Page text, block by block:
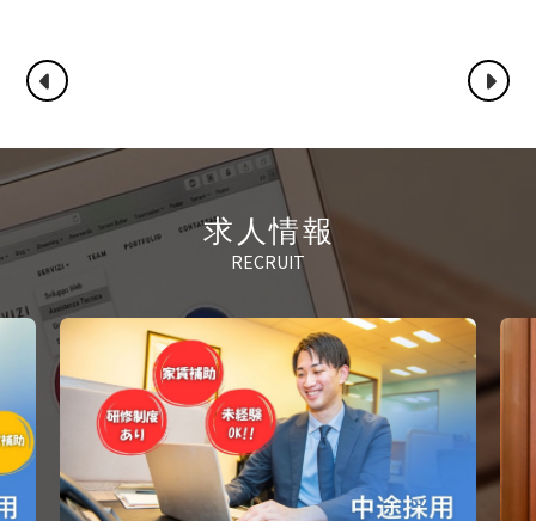
求人情報
RECRUIT